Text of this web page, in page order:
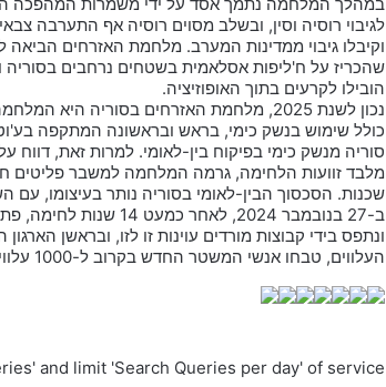
לגיבוי רוסיה וסין, ובשלב מסוים רוסיה אף התערבה
וקיבלו גיבוי ממדינות המערב. מלחמת האזרחים
הובילו לקרעים בתוך האופוזיציה.
סוריה מנשק כימי בפיקוח בין-לאומי. למרות זאת,
מלבד זוועות הלחימה, גרמה המלחמה למשבר פליטים
שכנות. הסכסוך הבין-לאומי בסוריה נותר בעיצומו, עם
ב-27 בנובמבר 2024,
ונתפס בידי קבוצות מורדים עוינות זו לזו, ובראשן
העלווים, טבחו אנשי המשטר החדש בקרוב ל-1000 עלווים, כולל נשים וילדים.
and limit 'Search Queries per day' of service